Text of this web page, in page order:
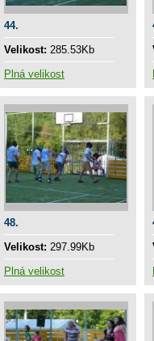
44.
Velikost: 285.53Kb
Plná velikost
48.
Velikost: 297.99Kb
Plná velikost